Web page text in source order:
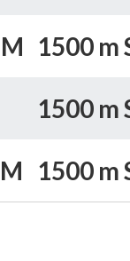
1500 m
1500 m
1500 m